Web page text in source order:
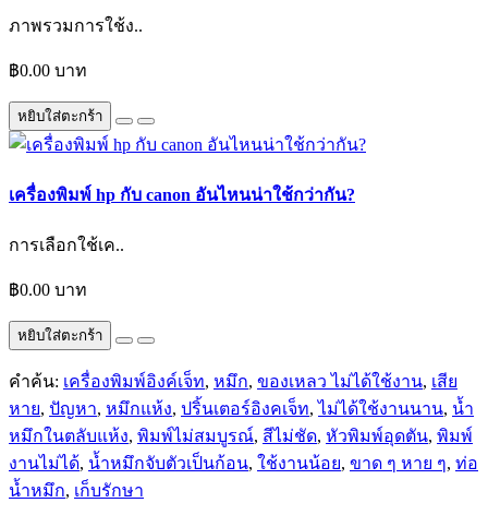
ภาพรวมการใช้ง..
฿0.00 บาท
หยิบใส่ตะกร้า
เครื่องพิมพ์ hp กับ canon อันไหนน่าใช้กว่ากัน?
การเลือกใช้เค..
฿0.00 บาท
หยิบใส่ตะกร้า
คำค้น: เครื่องพิมพ์อิงค์เจ็ท, หมึก, ของเหลว ไม่ได้ใช้งาน, เสีย
หาย, ปัญหา, หมึกแห้ง, ปริ้นเตอร์อิงคเจ็ท,ไม่ได้ใช้งานนาน, น้ำ
หมึกในตลับแห้ง, พิมพ์ไม่สมบูรณ์, สีไม่ชัด, หัวพิมพ์อุดตัน, พิมพ์
งานไม่ได้, น้ำหมึกจับตัวเป็นก้อน, ใช้งานน้อย, ขาด ๆ หาย ๆ, ท่อ
น้ำหมึก, เก็บรักษา